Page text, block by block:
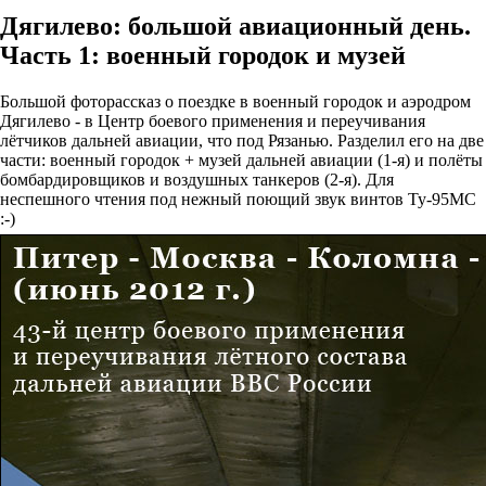
Дягилево: большой авиационный день.
Часть 1: военный городок и музей
Большой фоторассказ о поездке в военный городок и аэродром
Дягилево - в Центр боевого применения и переучивания
лётчиков дальней авиации, что под Рязанью. Разделил его на две
части: военный городок + музей дальней авиации (1-я) и полёты
бомбардировщиков и воздушных танкеров (2-я). Для
неспешного чтения под нежный поющий звук винтов Ту-95МС
:-)